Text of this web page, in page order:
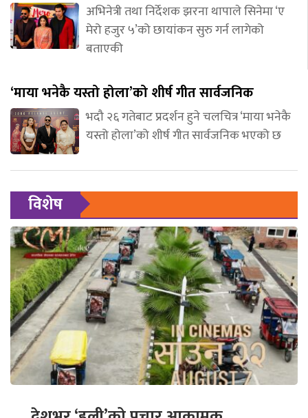
अभिनेत्री तथा निर्देशक झरना थापाले सिनेमा ‘ए
मेरो हजुर ५’को छायांकन सुरु गर्न लागेको
बताएकी
‘माया भनेकै यस्तो होला’को शीर्ष गीत सार्वजनिक
भदौ २६ गतेबाट प्रदर्शन हुने चलचित्र ‘माया भनेकै
यस्तो होला’को शीर्ष गीत सार्वजनिक भएको छ
विशेष